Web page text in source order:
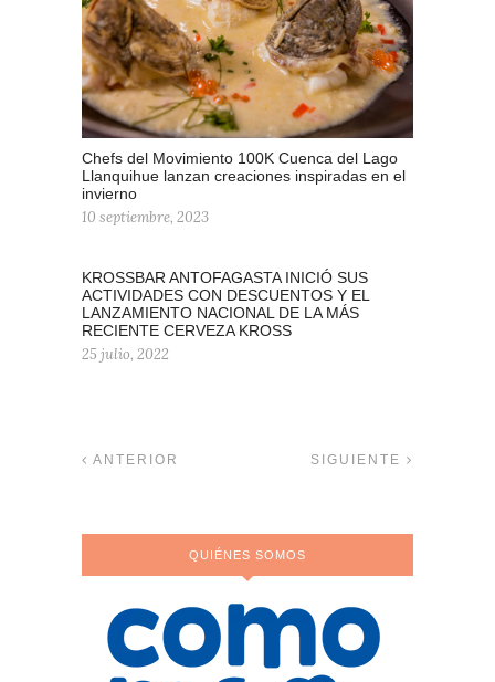
Chefs del Movimiento 100K Cuenca del Lago
Llanquihue lanzan creaciones inspiradas en el
invierno
10 septiembre, 2023
KROSSBAR ANTOFAGASTA INICIÓ SUS
ACTIVIDADES CON DESCUENTOS Y EL
LANZAMIENTO NACIONAL DE LA MÁS
RECIENTE CERVEZA KROSS
25 julio, 2022
ANTERIOR SIGUIENTE
QUIÉNES SOMOS